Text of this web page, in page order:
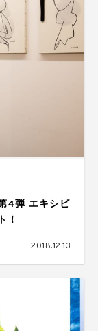
4弾 エキシビ
！
2018.12.13